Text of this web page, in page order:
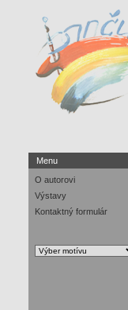
Menu
O autorovi
Výstavy
Kontaktný formulár